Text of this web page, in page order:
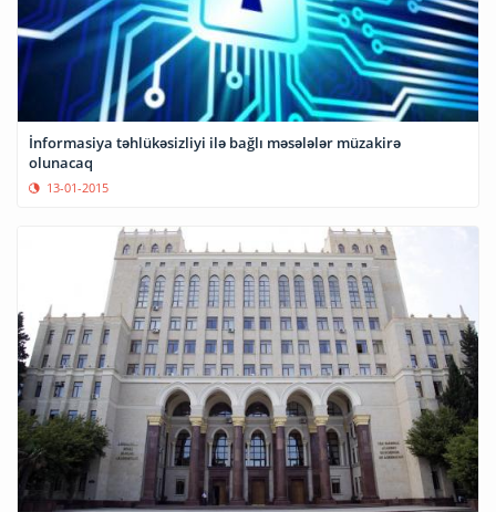
İnformasiya təhlükəsizliyi ilə bağlı məsələlər müzakirə
olunacaq
13-01-2015